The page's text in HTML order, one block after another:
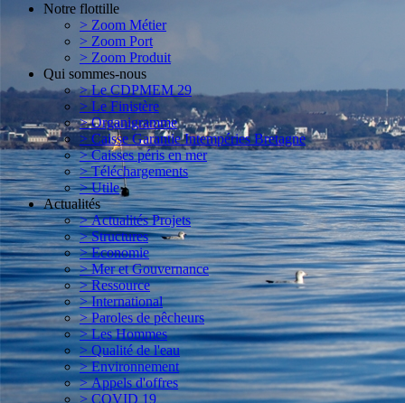
Notre flottille
> Zoom Métier
> Zoom Port
> Zoom Produit
Qui sommes-nous
> Le CDPMEM 29
> Le Finistère
> Organigramme
> Caisse Garantie Intempéries Bretagne
> Caisses péris en mer
> Téléchargements
> Utile
Actualités
> Actualités Projets
> Structures
> Economie
> Mer et Gouvernance
> Ressource
> International
> Paroles de pêcheurs
> Les Hommes
> Qualité de l'eau
> Environnement
> Appels d'offres
> COVID 19